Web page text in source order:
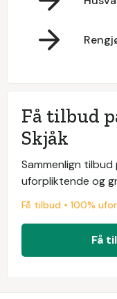
Få tilbud
Skjåk
Sammenlign
uforpliktende og
Få tilbud • 100%
Få